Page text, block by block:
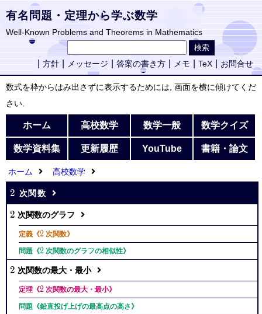
有名問題・定理から学ぶ数学
Well-Known Problems and Theorems in Mathematics
方針 メッセージ 答案の書き方 メモ TeX お問合せ
数式を枠からはみ出さずに表示するためには, 画面を横に傾けてくだ
さい.
ホーム 高校数学 数学一般 数学クイズ
数学資料集 更新履歴 YouTube 書籍・論文
ホーム 高校数学
2
2 次関数
2
2 次関数のグラフ
定義《2
2 次関数》
問題《2
2 次関数のグラフの相似性》
2
2 次関数の最大・最小
定理《2
2 次関数の最大・最小》
問題《鉛直投げ上げの最高点の高さ》